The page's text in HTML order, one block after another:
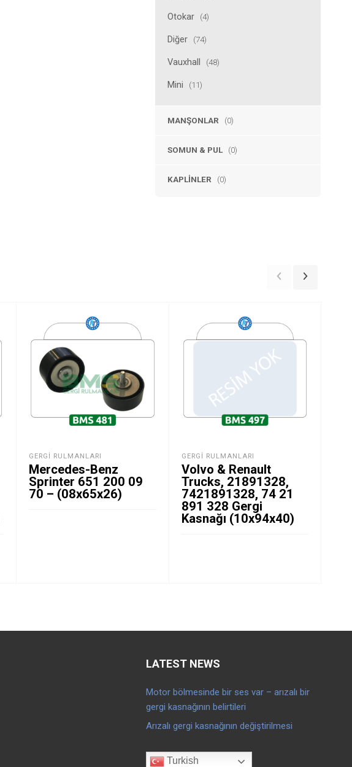
Otokar (4)
Diğer (74)
Vauxhall (48)
Mini (11)
MANŞONLAR (0)
SOMUN & PUL (0)
KAPLINLER (0)
GERGI RULMANLARI
Mercedes-Benz
Sprinter 651 200 09
70 – (08x65x26)
GERGI RULMANLARI
Volvo & Renault
Trucks, 21891328,
7421891328, 74 21
891 328 Gergi
Kasnağı (10x94x40)
LATEST NEWS
Motor bölmesinde bir ses var – arızalı bir
gergi kasnağının belirtileri
Arızalı gergi kasnağının değiştirilmesi
Turkish